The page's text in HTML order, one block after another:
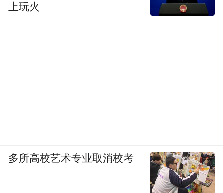
上玩火
多所高校艺术专业取消校考